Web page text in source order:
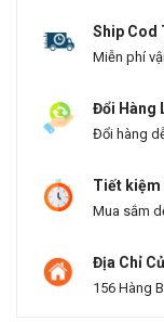
Ship Cod
Miễn phí
Đổi Hàng
Đổi hàng
Tiết kiệm
Mua sắm
Địa Chỉ
156 Hàng